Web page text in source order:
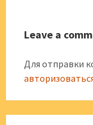
Leave a
Для отправки